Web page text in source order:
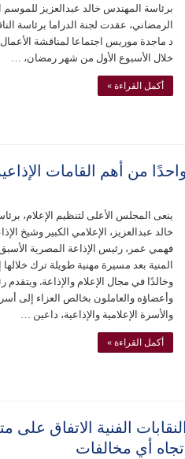
برئاسة المهندس خالد عبدالعزيز للموسم
الرمضاني، عقدت لجنة الدراما برئاسة
د ماجدة موريس اجتماعا لمناقشة
خلال الأسبوع الأول من شهر رمضان، …
أكمل القراءة »
من أهم القامات
ينعى المجلس الأعلى لتنظيم الإعلام،
خالد عبدالعزيز، الإعلامي الكبير وشيخ
فهمي عمر، رئيس الإذاعة المصرية
المنية بعد مسيرة مهنية طويلة ترك خلالها
وخالدًا في مجال الإعلام والإذاعة.
وأعضاؤه والعاملون بخالص العزاء إلى
والأسرة الإعلامية والإذاعية، داعين …
أكمل القراءة »
الفنية الاتفاق على
تجاه أي مخالفات